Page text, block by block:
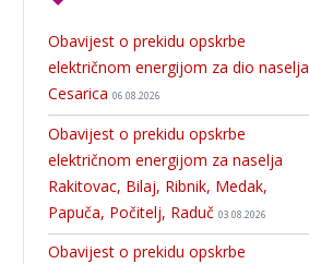
Obavijest o prekidu opskrbe
električnom energijom za dio naselja
Cesarica 06.08.2026
Obavijest o prekidu opskrbe
električnom energijom za naselja
Rakitovac, Bilaj, Ribnik, Medak,
Papuča, Počitelj, Raduč 03.08.2026
Obavijest o prekidu opskrbe